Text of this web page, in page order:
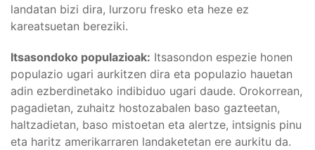
landatan bizi dira, lurzoru fresko eta heze ez
kareatsuetan bereziki.
Itsasondoko populazioak: Itsasondon espezie honen
populazio ugari aurkitzen dira eta populazio hauetan
adin ezberdinetako indibiduo ugari daude. Orokorrean,
pagadietan, zuhaitz hostozabalen baso gazteetan,
haltzadietan, baso mistoetan eta alertze, intsignis pinu
eta haritz amerikarraren landaketetan ere aurkitu da.